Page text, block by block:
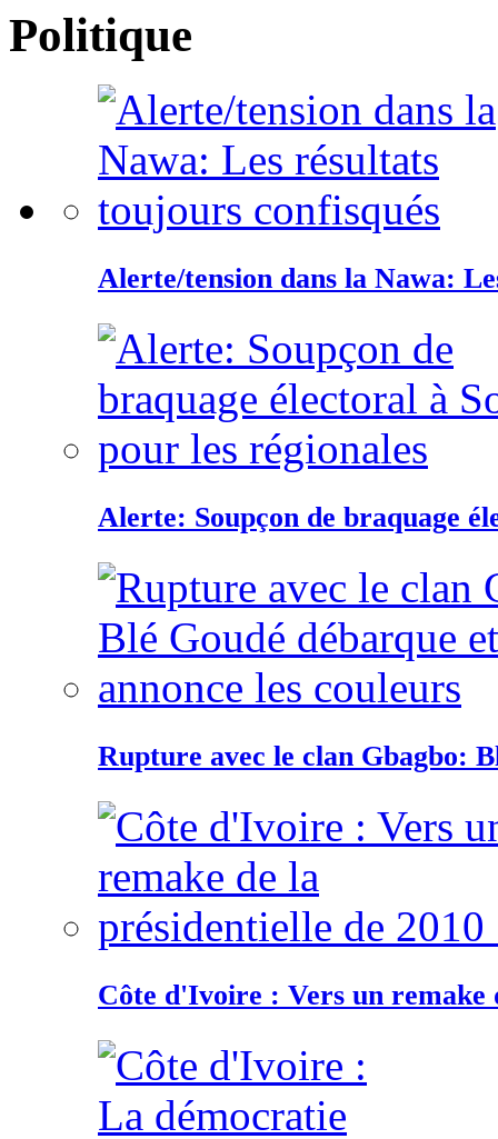
Politique
Alerte/tension dans la Nawa:
Alerte: Soupçon de braquage
Rupture avec le clan Gbagbo:
Côte d'Ivoire : Vers un remake